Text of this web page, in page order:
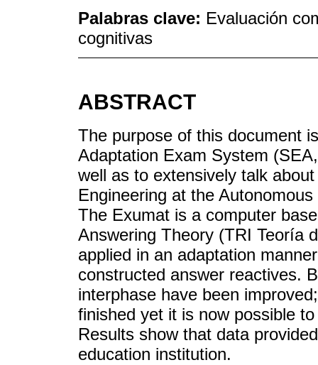
Palabras clave: Evaluación
cognitivas
ABSTRACT
The purpose of this document
Adaptation Exam System
well as to extensively talk
Engineering at the
The Exumat is a computer
Answering Theory (TRI Teoría
applied in an adaptation
constructed answer reactives.
interphase have been
finished yet it is now possible
Results show that data
education institution.